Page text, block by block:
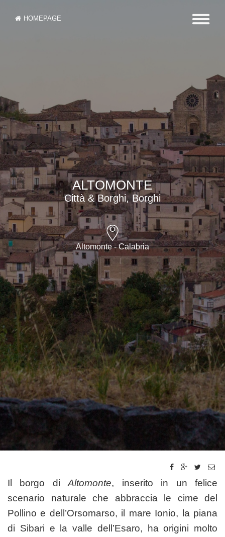
HOMEPAGE
ALTOMONTE
Città & Borghi, Borghi
Altomonte - Calabria
Il borgo diAltomonte, inserito in un felice
scenario naturale che abbraccia le cime del
Pollino e dell’Orsomarso, il mare Ionio, la piana
di Sibari e la valle dell’Esaro, ha origini molto